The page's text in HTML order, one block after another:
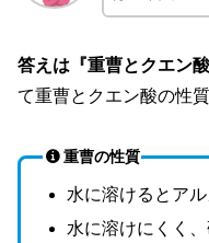
答えは『重曹とクエン
て重曹とクエン酸の性
重曹の性質
水に溶けるとア
水に溶けにくく